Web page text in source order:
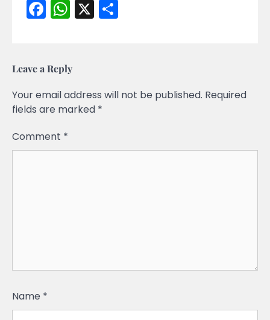
Facebook
WhatsApp
X
Leave a Reply
Your email address will not be published. Required
fields are marked *
Comment *
Name *